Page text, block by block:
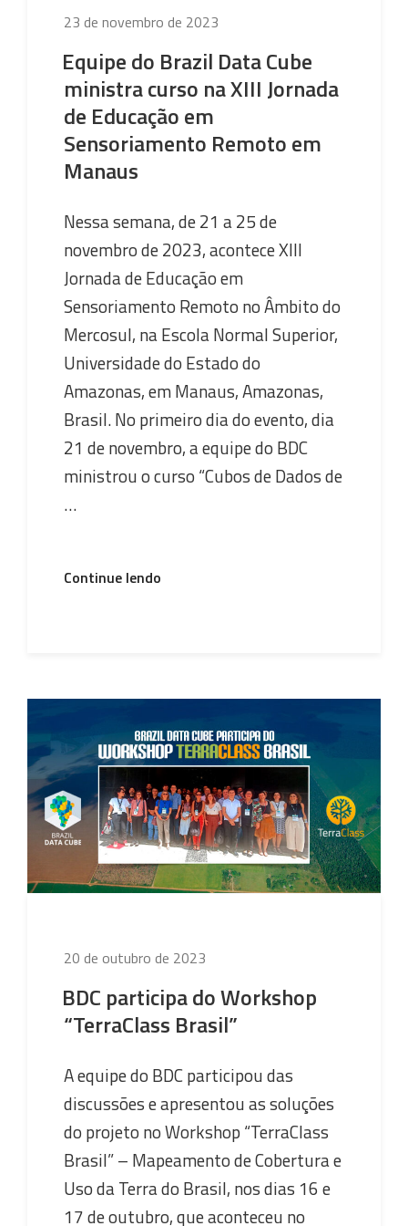
equipe
SISAM”
Publicado
23 de novembro de 2023
Equipe do Brazil Data Cube
ministra curso na XIII Jornada
de Educação em
Sensoriamento Remoto em
Manaus
Nessa semana, de 21 a 25 de
novembro de 2023, acontece XIII
Jornada de Educação em
Sensoriamento Remoto no Âmbito do
Mercosul, na Escola Normal Superior,
Universidade do Estado do
Amazonas, em Manaus, Amazonas,
Brasil. No primeiro dia do evento, dia
21 de novembro, a equipe do BDC
ministrou o curso “Cubos de Dados de
…
Continue lendo
ministra
na
XIII
Jornada
de
Educação
em
Sensoriamento
Manaus”
Publicado
20 de outubro de 2023
BDC participa do Workshop
“TerraClass Brasil”
A equipe do BDC participou das
discussões e apresentou as soluções
do projeto no Workshop “TerraClass
Brasil” – Mapeamento de Cobertura e
Uso da Terra do Brasil, nos dias 16 e
17 de outubro, que aconteceu no